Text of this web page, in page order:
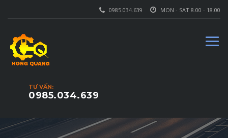
MON - SAT 8.00 - 18.00
0985.034.639
TƯ VẤN:
0985.034.639